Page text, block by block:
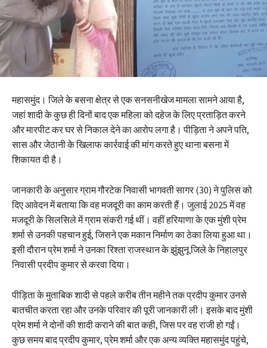
महासमुंद। जिले के बसना क्षेत्र से एक सनसनीखेज मामला सामने आया है,
जहां शादी के कुछ ही दिनों बाद एक महिला को दहेज के लिए प्रताड़ित करने
और मारपीट कर घर से निकाल देने का आरोप लगा है। पीड़िता ने अपने पति,
सास और जेठानी के खिलाफ कार्रवाई की मांग करते हुए थाना बसना में
शिकायत दी है।
जानकारी के अनुसार ग्राम गौरटेक निवासी भागवती सागर (30) ने पुलिस को
दिए आवेदन में बताया कि वह मजदूरी का काम करती हैं। जुलाई 2025 में वह
मजदूरी के सिलसिले में ग्राम संकरी गई थीं। वहीं हरियाणा के एक मुंशी प्रेम
शर्मा से उनकी पहचान हुई, जिसने एक मकान निर्माण का ठेका लिया हुआ था।
इसी दौरान प्रेम शर्मा ने उनका रिश्ता राजस्थान के झुंझुनू जिले के निहालपुर
निवासी प्रदीप कुमार से करवा दिया।
पीड़िता के मुताबिक शादी से पहले करीब तीन महीने तक प्रदीप कुमार उनसे
बातचीत करता रहा और उनके परिवार की पूरी जानकारी ली। इसके बाद मुंशी
प्रेम शर्मा ने दोनों की शादी कराने की बात कही, जिस पर वह राजी हो गईं।
कुछ समय बाद प्रदीप कुमार, प्रेम शर्मा और एक अन्य व्यक्ति महासमुंद पहुंचे,